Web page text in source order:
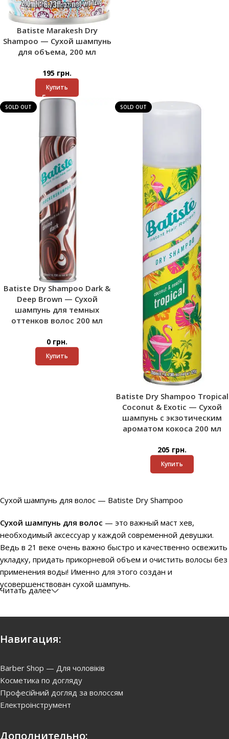
Batiste Marakesh Dry
Shampoo — Сухой шампунь
для объема, 200 мл
195 грн.
Купить
SOLD OUT
Batiste Dry Shampoo Dark &
Deep Brown — Сухой
шампунь для темных
оттенков волос 200 мл
0 грн.
Купить
SOLD OUT
Batiste Dry Shampoo Tropical
Coconut & Exotic — Сухой
шампунь с экзотическим
ароматом кокоса 200 мл
205 грн.
Купить
Сухой шампунь для волос — Batiste Dry Shampoo
Сухой шампунь для волос — это важный маст хев,
необходимый аксессуар у каждой современной девушки.
Ведь в 21 веке очень важно быстро и качественно освежить
укладку, придать прикорневой объем и очистить волосы без
применения воды! Именно для этого создан и
усовершенствован сухой шампунь.
представлено множество разнообразных сухих шампуней:
блондинок, для брюнеток, для шатенок, для уплотнения
при покупке сухого шампуня — это тип волос.
Для обладателей нормальных волос подойдет любой
шампунь Batiste. Для чувствительной кожи лучше выбрать
Читать далее
Навигация:
Barber Shop — Для чоловіків
Kосметика по догляду
Професійний догляд за волоссям
Електроінструмент
Дополнительно: